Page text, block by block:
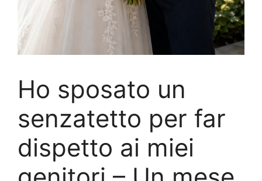
Ho sposato un
senzatetto per far
dispetto ai miei